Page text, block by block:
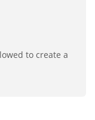
to create a